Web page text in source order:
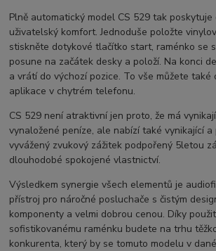
Plně automatický model CS 529 tak
uživatelský komfort. Jednoduše položte
stiskněte dotykové tlačítko start, raménko se
posune na začátek desky a položí. Na konci
a vrátí do výchozí pozice. To vše můžete také
aplikace v chytrém telefonu.
CS 529 není atraktivní jen proto, že má
vynaložené peníze, ale nabízí také vynikající a
vyvážený zvukový zážitek podpořený 5letou
dlouhodobé spokojené vlastnictví.
Výsledkem synergie všech elementů je
přístroj pro náročné posluchače s čistým
komponenty a velmi dobrou cenou. Díky
sofistikovanému raménku budete na trhu
konkurenta, který by se tomuto modelu v